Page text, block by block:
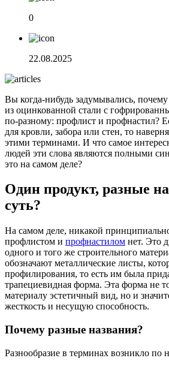
0
22.08.2025
Вы когда-нибудь задумывались,
из оцинкованной стали с
по-разному: профлист и профнастил?
для кровли, забора или стен, то
этими терминами. И что самое
людей эти слова являются полными
это на самом деле?
Один продукт, разные
суть?
На самом деле, никакой
профлистом и профнастилом нет. Это
одного и того же строительного
обозначают металлические листы,
профилирования, то есть им была
трапециевидная форма. Эта форма не
материалу эстетичный вид, но и
жесткость и несущую способность.
Почему разные названия?
Разнообразие в терминах возникло по